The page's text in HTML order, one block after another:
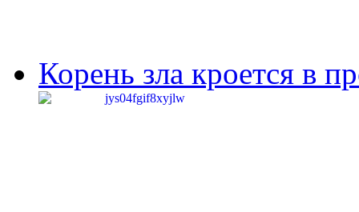
Корень зла кроется в